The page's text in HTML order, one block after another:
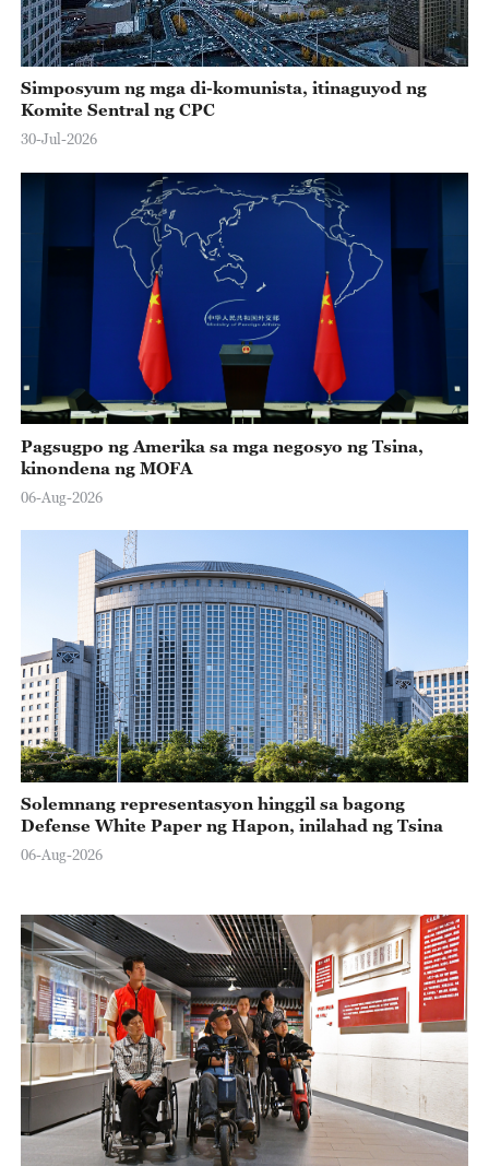
Simposyum ng mga di-komunista, itinaguyod ng
Komite Sentral ng CPC
30-Jul-2026
Pagsugpo ng Amerika sa mga negosyo ng Tsina,
kinondena ng MOFA
06-Aug-2026
Solemnang representasyon hinggil sa bagong
Defense White Paper ng Hapon, inilahad ng Tsina
06-Aug-2026